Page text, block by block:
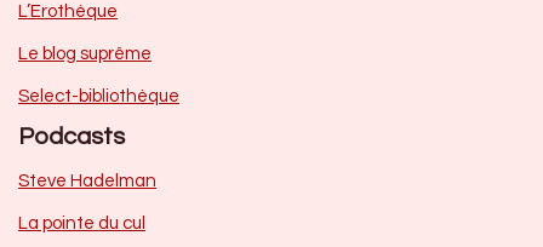
L’Erothèque
Le blog suprême
Select-bibliothèque
Podcasts
Steve Hadelman
La pointe du cul